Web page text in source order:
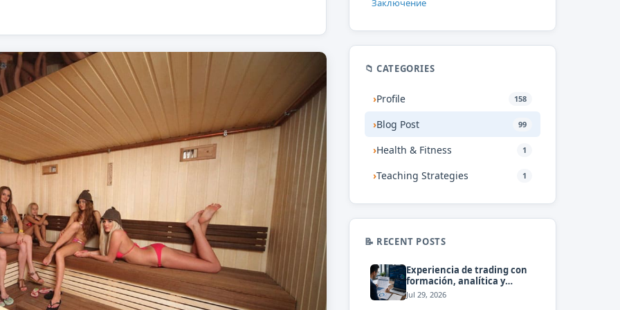
Заключение
📁 CATEGORIES
›Profile 158
›Blog Post 99
›Health & Fitness 1
›Teaching Strategies 1
📝 RECENT POSTS
Experiencia de trading con
formación, analítica y
atención personalizada
Jul 29, 2026